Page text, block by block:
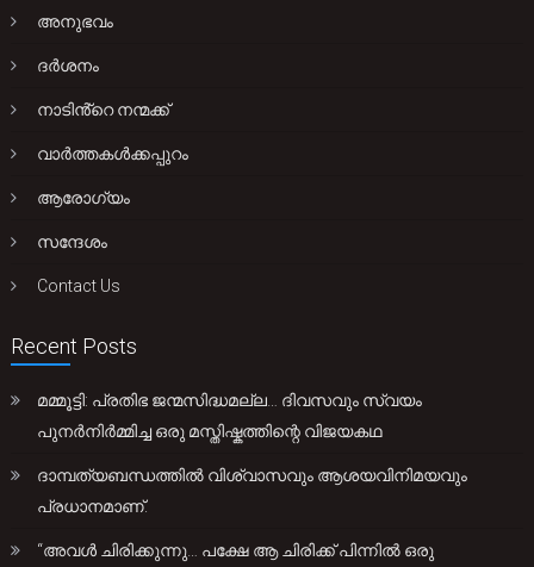
അനുഭവം
ദർശനം
നാടിൻ്റെ നന്മക്ക്
വാർത്തകൾക്കപ്പുറം
ആരോഗ്യം
സന്ദേശം
Contact Us
Recent Posts
മമ്മൂട്ടി: പ്രതിഭ ജന്മസിദ്ധമല്ല… ദിവസവും സ്വയം
പുനർനിർമ്മിച്ച ഒരു മസ്തിഷ്കത്തിന്റെ വിജയകഥ
ദാമ്പത്യബന്ധത്തിൽ വിശ്വാസവും ആശയവിനിമയവും
പ്രധാനമാണ്.
“അവൾ ചിരിക്കുന്നു… പക്ഷേ ആ ചിരിക്ക് പിന്നിൽ ഒരു